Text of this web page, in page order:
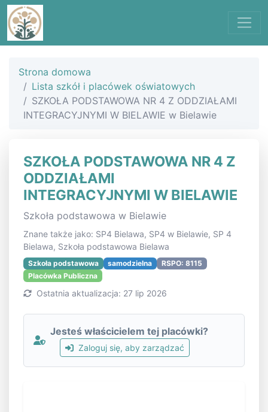
Strona domowa
Lista szkół i placówek oświatowych
SZKOŁA PODSTAWOWA NR 4 Z ODDZIAŁAMI
INTEGRACYJNYMI W BIELAWIE w Bielawie
SZKOŁA PODSTAWOWA NR 4 Z
ODDZIAŁAMI
INTEGRACYJNYMI W BIELAWIE
Szkoła podstawowa w Bielawie
Znane także jako: SP4 Bielawa, SP4 w Bielawie, SP 4
Bielawa, Szkoła podstawowa Bielawa
Szkoła podstawowa samodzielna
RSPO: 8115
Placówka Publiczna
Ostatnia aktualizacja: 27 lip 2026
Jesteś właścicielem tej placówki?
Zaloguj się, aby zarządzać